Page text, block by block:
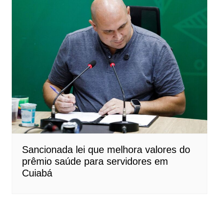
Sancionada lei que melhora valores do
prêmio saúde para servidores em
Cuiabá